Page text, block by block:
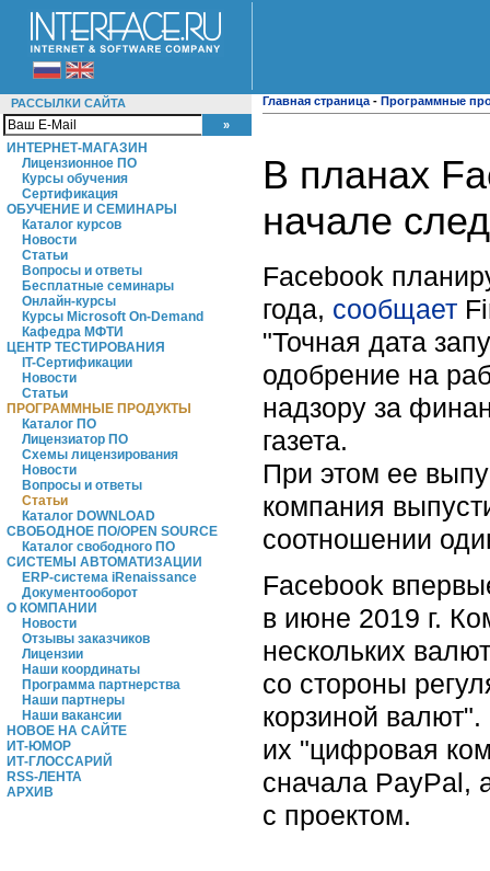
РАССЫЛКИ САЙТА
ИНТЕРНЕТ-МАГАЗИН
Лицензионное ПО
Курсы обучения
Сертификация
ОБУЧЕНИЕ И СЕМИНАРЫ
Каталог курсов
Новости
Статьи
Вопросы и ответы
Бесплатные семинары
Онлайн-курсы
Курсы Microsoft On-Demand
Кафедра МФТИ
ЦЕНТР ТЕСТИРОВАНИЯ
IT-Сертификации
Новости
Статьи
ПРОГРАММНЫЕ ПРОДУКТЫ
Каталог ПО
Лицензиатор ПО
Схемы лицензирования
Новости
Вопросы и ответы
Статьи
Каталог DOWNLOAD
СВОБОДНОЕ ПО/OPEN SOURCE
Каталог свободного ПО
СИСТЕМЫ АВТОМАТИЗАЦИИ
ERP-система iRenaissance
Документооборот
О КОМПАНИИ
Новости
Отзывы заказчиков
Лицензии
Наши координаты
Программа партнерства
Наши партнеры
Наши вакансии
НОВОЕ НА САЙТЕ
ИТ-ЮМОР
ИТ-ГЛОССАРИЙ
RSS-ЛЕНТА
АРХИВ
Главная страница - Программные
В планах
начале
Facebook
года, сообщает
"Точная дата
одобрение на
надзору за
газета.
При этом ее
компания
соотношении
Facebook
в июне 2019 г.
нескольких
со стороны
корзиной
их "цифровая
сначала PayPal,
с проектом.